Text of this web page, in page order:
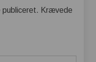
publiceret. Krævede